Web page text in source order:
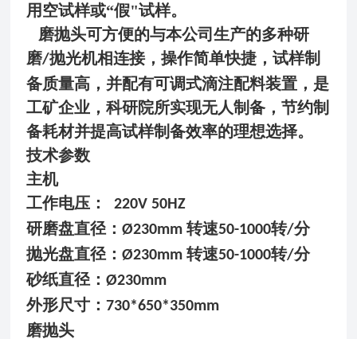
用空试样或“假"试样。
磨抛头可方便的与本公司生产的多种研
磨/抛光机相连接，操作简单快捷，试样制
备质量高，并配有可调式滴注配料装置，是
工矿企业，科研院所实现无人制备，节约制
备耗材并提高试样制备效率的理想选择。
技术参数
主机
工作电压：
220V 50HZ
研磨盘直径：Ø230mm转速50-1000转/分
抛光盘直径：Ø230mm转速50-1000转/分
砂纸直径：Ø230mm
外形尺寸：730*650*350mm
磨抛头